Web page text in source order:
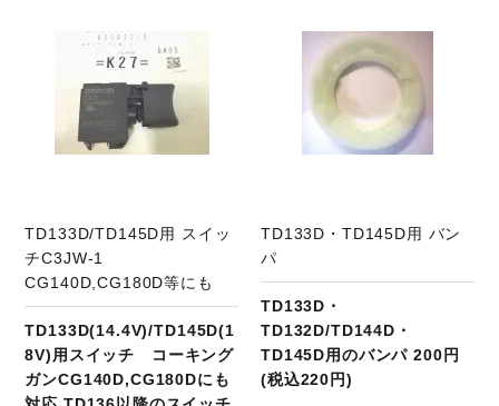
TD133D/TD145D用 スイッ
チC3JW-1
CG140D,CG180D等にも
TD133D(14.4V)/TD145D(1
8V)用スイッチ コーキング
ガンCG140D,CG180Dにも
TD133D・TD145D用 バン
パ
TD133D・
TD132D/TD144D・
TD145D用のバンパ 200円
(税込220円)